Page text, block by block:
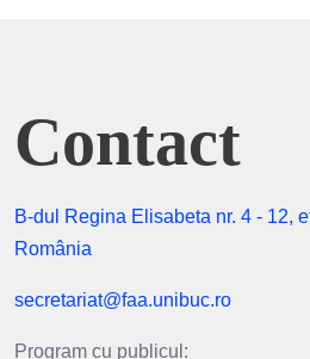
Contact
B-dul Regina Elisabeta nr. 4 - 12,
România
secretariat@faa.unibuc.ro
Program cu publicul: